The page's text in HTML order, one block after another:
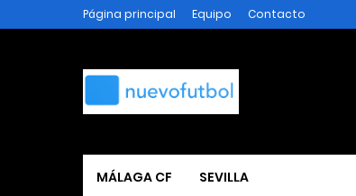
Página principal Equipo Contacto
MÁLAGA CF SEVILLA